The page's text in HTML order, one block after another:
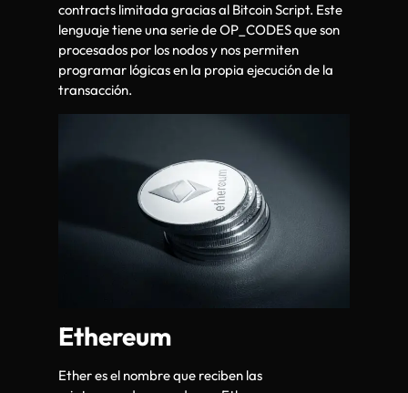
contracts limitada gracias al Bitcoin Script. Este
lenguaje tiene una serie de OP_CODES que son
procesados por los nodos y nos permiten
programar lógicas en la propia ejecución de la
transacción.
Ethereum
Ether es el nombre que reciben las